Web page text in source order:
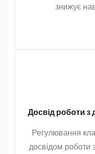
знижує
Досвід роботи
Регулювання
досвідом